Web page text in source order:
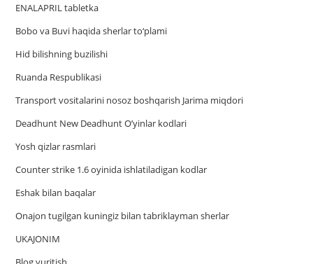
ENALAPRIL tabletka
Bobo va Buvi haqida sherlar to‘plami
Hid bilishning buzilishi
Ruanda Respublikasi
Trаnsport vositаlаrini nosoz boshqаrish Jаrimа miqdori
Deadhunt New Deadhunt O’yinlar kodlari
Yosh qizlar rasmlari
Counter strike 1.6 oyinida ishlatiladigan kodlar
Eshak bilan baqalar
Onajon tugilgan kuningiz bilan tabriklayman sherlar
UKAJONIM